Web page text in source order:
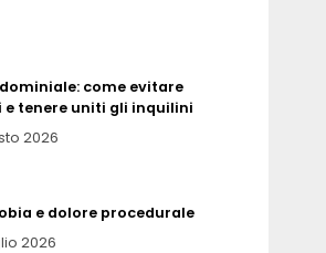
come evitare
e tenere uniti gli inquilini
2026
e dolore procedurale
2026